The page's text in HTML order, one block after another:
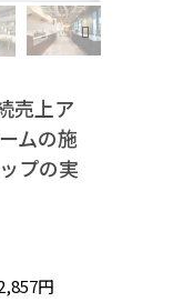
売上ア
ムの施
プの実
円